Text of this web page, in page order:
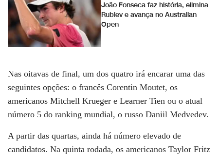
João Fonseca faz história, elimina
Rublev e avança no Australian
Open
Nas oitavas de final, um dos quatro irá encarar uma das
seguintes opções: o francês Corentin Moutet, os
americanos Mitchell Krueger e Learner Tien ou o atual
número 5 do ranking mundial, o russo Daniil Medvedev.
A partir das quartas, ainda há número elevado de
candidatos. Na quinta rodada, os americanos Taylor Fritz